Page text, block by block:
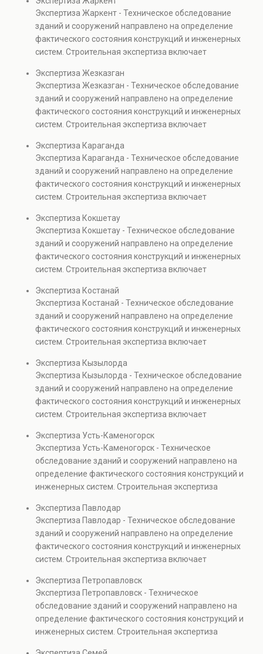
элементов и оценку эксплуатационной безопасности.
Услуга востребована при покупке недвижимости,
капитальном ремонте и реконструкции объектов, а
также при судебных разбирательствах и технических
проверках.
Экспертиза Жаркент - Техническое обследование
зданий и сооружений направлено на определение
фактического состояния конструкций и инженерных
систем. Строительная экспертиза включает
элементов и оценку эксплуатационной безопасности.
Услуга востребована при покупке недвижимости,
капитальном ремонте и реконструкции объектов, а
также при судебных разбирательствах и технических
проверках.
Экспертиза Жезказган
Экспертиза Жезказган - Техническое обследование
зданий и сооружений направлено на определение
фактического состояния конструкций и инженерных
систем. Строительная экспертиза включает
элементов и оценку эксплуатационной безопасности.
Услуга востребована при покупке недвижимости,
капитальном ремонте и реконструкции объектов, а
также при судебных разбирательствах и технических
проверках.
Экспертиза Караганда
Экспертиза Караганда - Техническое обследование
зданий и сооружений направлено на определение
фактического состояния конструкций и инженерных
систем. Строительная экспертиза включает
элементов и оценку эксплуатационной безопасности.
Услуга востребована при покупке недвижимости,
капитальном ремонте и реконструкции объектов, а
также при судебных разбирательствах и технических
проверках.
Экспертиза Кокшетау
Экспертиза Кокшетау - Техническое обследование
зданий и сооружений направлено на определение
фактического состояния конструкций и инженерных
систем. Строительная экспертиза включает
элементов и оценку эксплуатационной безопасности.
Услуга востребована при покупке недвижимости,
капитальном ремонте и реконструкции объектов, а
также при судебных разбирательствах и технических
проверках.
Экспертиза Костанай
Экспертиза Костанай - Техническое обследование
зданий и сооружений направлено на определение
фактического состояния конструкций и инженерных
систем. Строительная экспертиза включает
элементов и оценку эксплуатационной безопасности.
Услуга востребована при покупке недвижимости,
капитальном ремонте и реконструкции объектов, а
также при судебных разбирательствах и технических
проверках.
Экспертиза Кызылорда
Экспертиза Кызылорда - Техническое обследование
зданий и сооружений направлено на определение
фактического состояния конструкций и инженерных
систем. Строительная экспертиза включает
элементов и оценку эксплуатационной безопасности.
Услуга востребована при покупке недвижимости,
капитальном ремонте и реконструкции объектов, а
также при судебных разбирательствах и технических
проверках.
Экспертиза Усть-Каменогорск
Экспертиза Усть-Каменогорск - Техническое
обследование зданий и сооружений направлено на
определение фактического состояния конструкций и
инженерных систем. Строительная экспертиза
прочности элементов и оценку эксплуатационной
безопасности. Услуга востребована при покупке
недвижимости, капитальном ремонте и реконструкции
объектов, а также при судебных разбирательствах и
технических проверках.
Экспертиза Павлодар
Экспертиза Павлодар - Техническое обследование
зданий и сооружений направлено на определение
фактического состояния конструкций и инженерных
систем. Строительная экспертиза включает
элементов и оценку эксплуатационной безопасности.
Услуга востребована при покупке недвижимости,
капитальном ремонте и реконструкции объектов, а
также при судебных разбирательствах и технических
проверках.
Экспертиза Петропавловск
Экспертиза Петропавловск - Техническое
обследование зданий и сооружений направлено на
определение фактического состояния конструкций и
инженерных систем. Строительная экспертиза